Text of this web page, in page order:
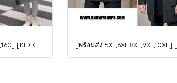
[พร้อมส่ง 110,120,150,160] [KID-C5040-2] เสื้อโค้ทกันหนาวเด็กขนเป็ดสีขาว แขนยาว มีกระเป๋าสองข้าง แบบซิปด้านหน้า หมวกฮู้ดติดเฟอร์ฟรุ้งฟริ้งใส่ติดลบกันหนาว เล่นหิมะได้ค่ะ